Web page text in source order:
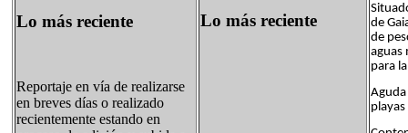
Lo más reciente
Reportaje en vía de realizarse
en breves días o realizado
recientemente estando en
Lo más reciente
de
de
aguas
para
Aguda
playas